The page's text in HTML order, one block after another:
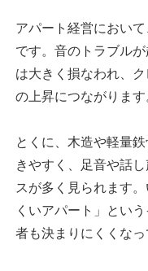
アパート経営におい
です。音のトラブル
は大きく損なわれ、
の上昇につながります
とくに、木造や軽量
きやすく、足音や話
スが多く見られます
くいアパート」とい
者も決まりにくくなっ